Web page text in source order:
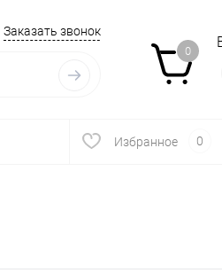
Заказать звонок
0
Избранное 0